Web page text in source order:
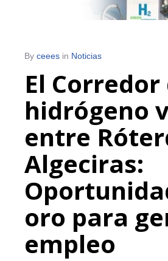
By ceees in Noticias
El Corredor
hidrógeno
entre
Algeciras:
oro para
empleo